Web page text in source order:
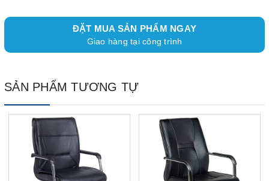
ĐẶT MUA SẢN PHẨM NGAY
Giao hàng tại công trình
SẢN PHẨM TƯƠNG TỰ